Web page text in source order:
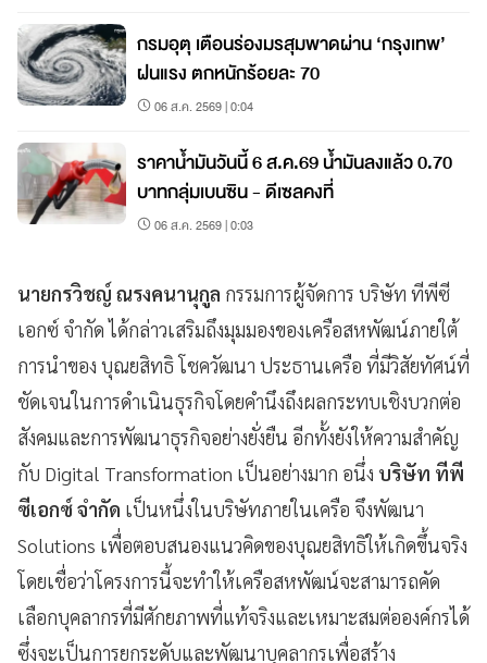
กรมอุตุ เตือนร่องมรสุมพาดผ่าน ‘กรุงเทพ’
ฝนแรง ตกหนักร้อยละ 70
06 ส.ค. 2569 | 0:04
ราคาน้ำมันวันนี้ 6 ส.ค.69 น้ำมันลงแล้ว 0.70
บาทกลุ่มเบนซิน - ดีเซลคงที่
06 ส.ค. 2569 | 0:03
นายกรวิชญ์ ณรงคนานุกูล กรรมการผู้จัดการ บริษัท ทีพีซี
เอกซ์ จำกัด ได้กล่าวเสริมถึงมุมมองของเครือสหพัฒน์ภายใต้
การนำของ บุณยสิทธิ โชควัฒนา ประธานเครือ ที่มีวิสัยทัศน์ที่
ชัดเจนในการดำเนินธุรกิจโดยคำนึงถึงผลกระทบเชิงบวกต่อ
สังคมและการพัฒนาธุรกิจอย่างยั่งยืน อีกทั้งยังให้ความสำคัญ
กับ Digital Transformation เป็นอย่างมาก อนึ่ง บริษัท ทีพี
ซีเอกซ์ จำกัด เป็นหนึ่งในบริษัทภายในเครือ จึงพัฒนา
Solutions เพื่อตอบสนองแนวคิดของบุณยสิทธิให้เกิดขึ้นจริง
โดยเชื่อว่าโครงการนี้จะทำให้เครือสหพัฒน์จะสามารถคัด
เลือกบุคลากรที่มีศักยภาพที่แท้จริงและเหมาะสมต่อองค์กรได้
ซึ่งจะเป็นการยกระดับและพัฒนาบุคลากรเพื่อสร้าง